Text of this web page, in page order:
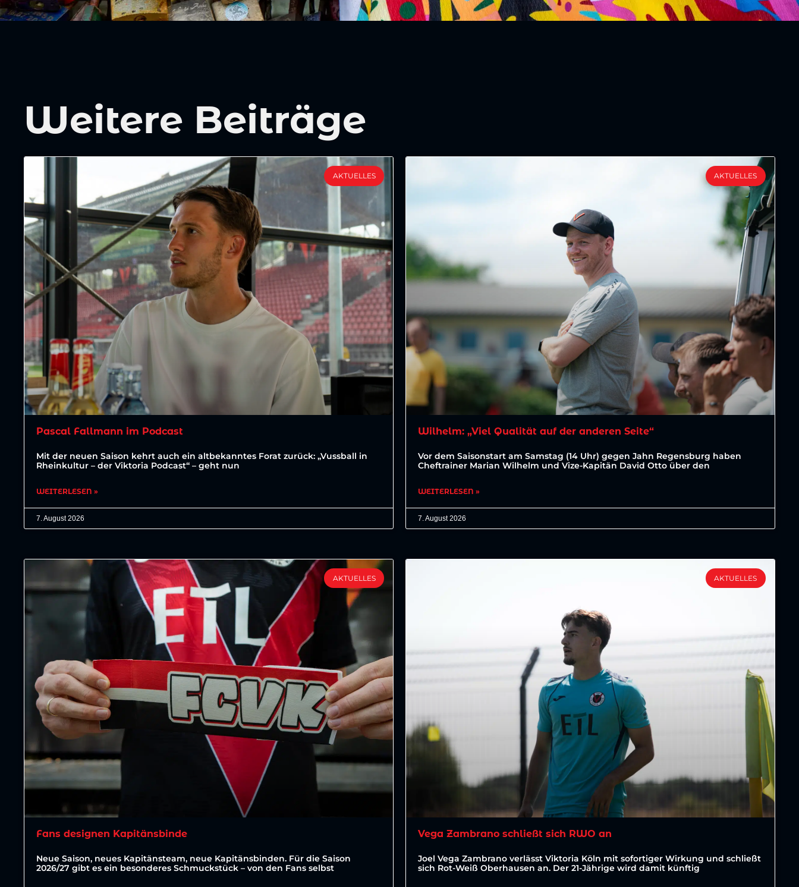
Weitere Beiträge
AKTUELLES
Pascal Fallmann im Podcast
Mit der neuen Saison kehrt auch ein altbekanntes Forat zurück: „Vussball in
Rheinkultur – der Viktoria Podcast“ – geht nun
WEITERLESEN »
7. August 2026
AKTUELLES
Wilhelm: „Viel Qualität auf der anderen Seite“
Vor dem Saisonstart am Samstag (14 Uhr) gegen Jahn Regensburg haben
Cheftrainer Marian Wilhelm und Vize-Kapitän David Otto über den
WEITERLESEN »
7. August 2026
AKTUELLES
Fans designen Kapitänsbinde
Neue Saison, neues Kapitänsteam, neue Kapitänsbinden. Für die Saison
2026/27 gibt es ein besonderes Schmuckstück – von den Fans selbst
AKTUELLES
Vega Zambrano schließt sich RWO an
Joel Vega Zambrano verlässt Viktoria Köln mit sofortiger Wirkung und schließt
sich Rot-Weiß Oberhausen an. Der 21-Jährige wird damit künftig